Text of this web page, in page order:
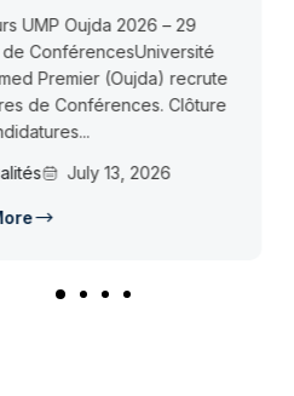
Cinq postes en CDI chez Groupe
Smeia à Rabat et OujdaGroupe Smeia
recrute 5 postes en CDI (1 chef SAV...
Read More